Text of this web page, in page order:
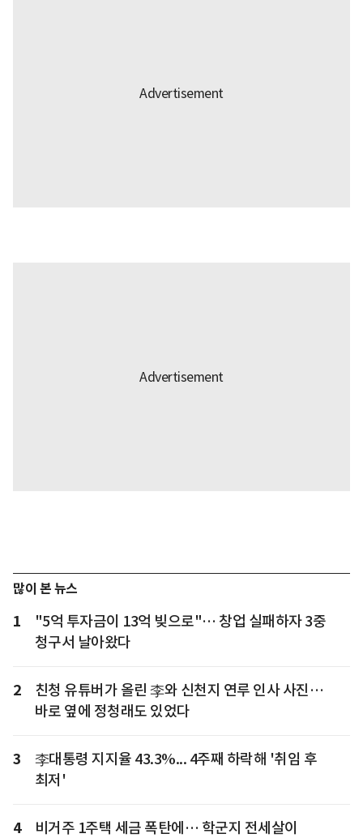
많이 본 뉴스
1
"5억 투자금이 13억 빚으로"… 창업 실패하자 3중
청구서 날아왔다
2
친청 유튜버가 올린 李와 신천지 연루 인사 사진…
바로 옆에 정청래도 있었다
3
李대통령 지지율 43.3%... 4주째 하락해 '취임 후
최저'
4
비거주 1주택 세금 폭탄에… 학군지 전세살이